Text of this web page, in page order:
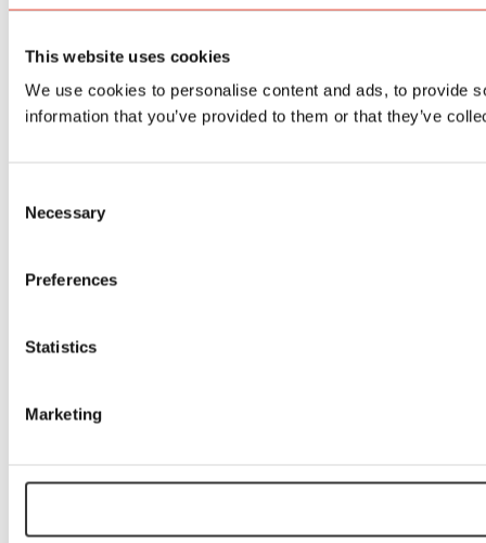
This website uses cookies
We use cookies to personalise content and ads, to provide
information that you’ve provided to them or that they’ve
Selection
Necessary
Preferences
Statistics
Marketing